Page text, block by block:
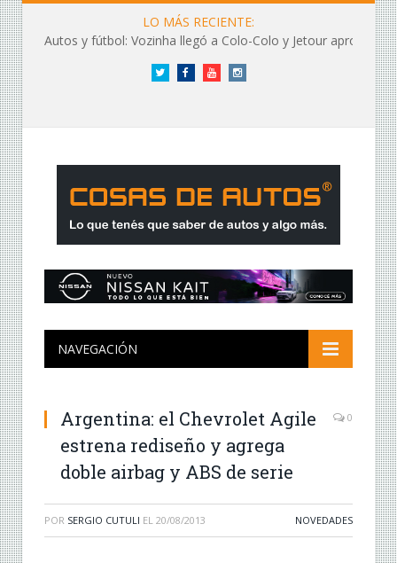
LO MÁS RECIENTE:
Autos y fútbol: Vozinha llegó a Colo-Colo y Jetour aprovechó los flashes
Twitter FacebookYouTubeInstagram
NAVEGACIÓN
Argentina: el Chevrolet Agile
estrena rediseño y agrega
doble airbag y ABS de serie
0
POR SERGIO CUTULI EL 20/08/2013 NOVEDADES